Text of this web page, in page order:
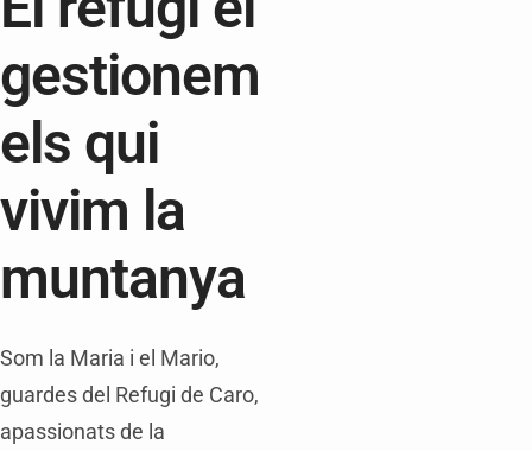
gestionem
els qui
vivim la
muntanya
Som la Maria i el Mario,
guardes del Refugi de Caro,
apassionats de la